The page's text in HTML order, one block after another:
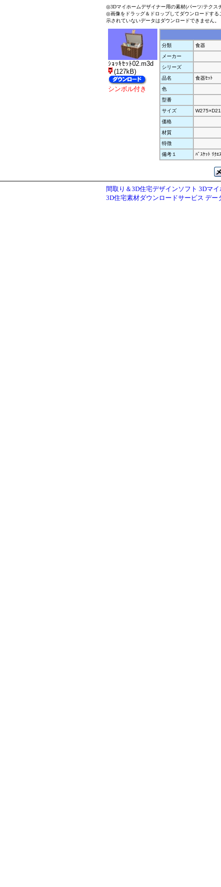
◎3Dマイホームデザイナー用の素材(パーツ/テクス
◎画像をドラッグ＆ドロップしてダウンロードす
示されていないデータはダウンロードできません。
ｼｮｯｷｾｯﾄ02.m3d
(127kB)
シンボル付き
分類
食器
メーカー
シリーズ
品名
食器ｾｯﾄ
色
型番
サイズ
価格
材質
特徴
備考１
ﾊﾞｽｹｯﾄ ﾘｸｴ
間取り＆3D住宅デザインソフト 3Dマ
3D住宅素材ダウンロードサービス デー